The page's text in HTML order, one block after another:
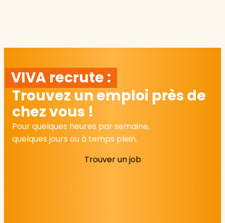
VIVA recrute :
Trouvez un emploi près de
chez vous !
Pour quelques heures par semaine,
quelques jours ou à temps plein.
Trouver un job